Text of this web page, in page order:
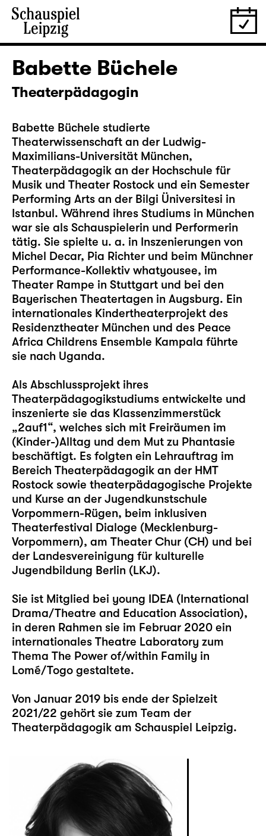
Babette Büchele
Theaterpädagogin
Babette Büchele studierte
Theaterwissenschaft an der Ludwig-
Maximilians-Universität München,
Theaterpädagogik an der Hochschule für
Musik und Theater Rostock und ein Semester
Performing Arts an der Bilgi Üniversitesi in
Istanbul. Während ihres Studiums in München
war sie als Schauspielerin und Performerin
tätig. Sie spielte u. a. in Inszenierungen von
Michel Decar, Pia Richter und beim Münchner
Performance-Kollektiv whatyousee, im
Theater Rampe in Stuttgart und bei den
Bayerischen Theatertagen in Augsburg. Ein
internationales Kindertheaterprojekt des
Residenztheater München und des Peace
Africa Childrens Ensemble Kampala führte
sie nach Uganda.
Als Abschlussprojekt ihres
Theaterpädagogikstudiums entwickelte und
inszenierte sie das Klassenzimmerstück
„2auf1“, welches sich mit Freiräumen im
(Kinder-)Alltag und dem Mut zu Phantasie
beschäftigt. Es folgten ein Lehrauftrag im
Bereich Theaterpädagogik an der HMT
Rostock sowie theaterpädagogische Projekte
und Kurse an der Jugendkunstschule
Vorpommern-Rügen, beim inklusiven
Theaterfestival Dialoge (Mecklenburg-
Vorpommern), am Theater Chur (CH) und bei
der Landesvereinigung für kulturelle
Jugendbildung Berlin (LKJ).
Sie ist Mitglied bei young IDEA (International
Drama/Theatre and Education Association),
in deren Rahmen sie im Februar 2020 ein
internationales Theatre Laboratory zum
Thema The Power of/within Family in
Lomé/Togo gestaltete.
Von Januar 2019 bis ende der Spielzeit
2021/22 gehört sie zum Team der
Theaterpädagogik am Schauspiel Leipzig.